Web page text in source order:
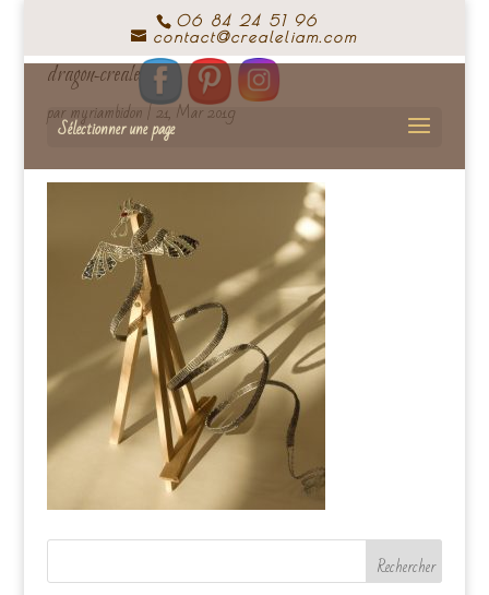
06 84 24 51 96
contact@crealeliam.com
Sélectionner une page
dragon-crealeliam
parmyriambidon|21, Mar 2019